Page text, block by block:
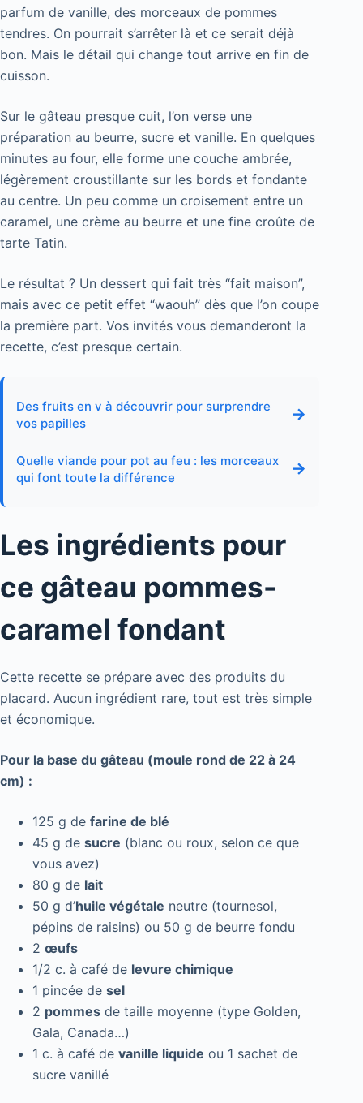
parfum de vanille, des morceaux de pommes
tendres. On pourrait s’arrêter là et ce serait déjà
bon. Mais le détail qui change tout arrive en fin de
cuisson.
Sur le gâteau presque cuit, l’on verse une
préparation au beurre, sucre et vanille. En quelques
minutes au four, elle forme une couche ambrée,
légèrement croustillante sur les bords et fondante
au centre. Un peu comme un croisement entre un
caramel, une crème au beurre et une fine croûte de
tarte Tatin.
Le résultat ? Un dessert qui fait très “fait maison”,
mais avec ce petit effet “waouh” dès que l’on coupe
la première part. Vos invités vous demanderont la
recette, c’est presque certain.
Des fruits en v à découvrir pour surprendre
vos papilles
→
Quelle viande pour pot au feu : les morceaux
qui font toute la différence
→
Les ingrédients pour
ce gâteau pommes-
caramel fondant
Cette recette se prépare avec des produits du
placard. Aucun ingrédient rare, tout est très simple
et économique.
Pour la base du gâteau (moule rond de 22 à 24
cm) :
125 g de farine de blé
45 g de sucre (blanc ou roux, selon ce que
vous avez)
80 g de lait
50 g d’huile végétale neutre (tournesol,
pépins de raisins) ou 50 g de beurre fondu
2 œufs
1/2 c. à café de levure chimique
1 pincée de sel
2 pommes de taille moyenne (type Golden,
Gala, Canada…)
1 c. à café de vanille liquide ou 1 sachet de
sucre vanillé